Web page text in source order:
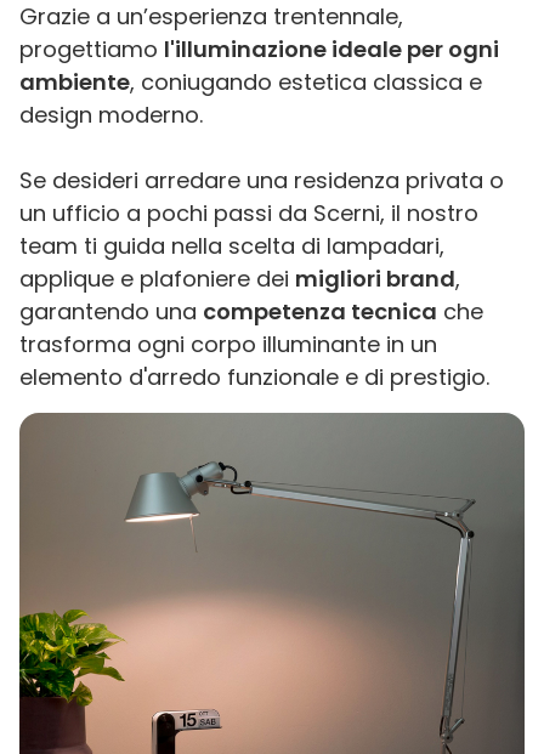
Grazie a un’esperienza trentennale,
progettiamo l'illuminazione ideale per ogni
ambiente, coniugando estetica classica e
design moderno.
Se desideri arredare una residenza privata o
un ufficio a pochi passi da Scerni, il nostro
team ti guida nella scelta di lampadari,
applique e plafoniere dei migliori brand,
garantendo una competenza tecnica che
trasforma ogni corpo illuminante in un
elemento d'arredo funzionale e di prestigio.